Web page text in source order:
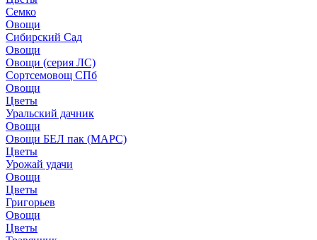
Семко
Овощи
Сибирский Сад
Овощи
Овощи (серия ЛС)
Сортсемовощ СПб
Овощи
Цветы
Уральский дачник
Овощи
Овощи БЕЛ пак (МАРС)
Цветы
Урожай удачи
Овощи
Цветы
Григорьев
Овощи
Цветы